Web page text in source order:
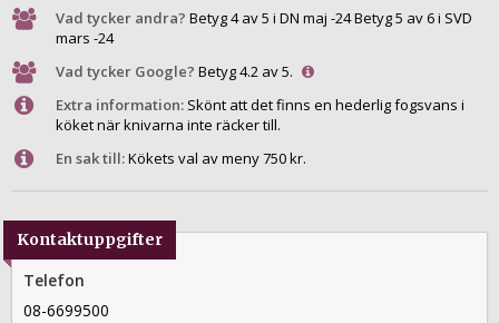
Vad tycker andra? Betyg 4 av 5 i DN maj -24 Betyg 5 av 6 i SVD
mars -24
Vad tycker Google? Betyg 4.2 av 5.
Extra information: Skönt att det finns en hederlig fogsvans i
köket när knivarna inte räcker till.
En sak till:Kökets val av meny 750 kr.
Kontaktuppgifter
Telefon
08-6699500